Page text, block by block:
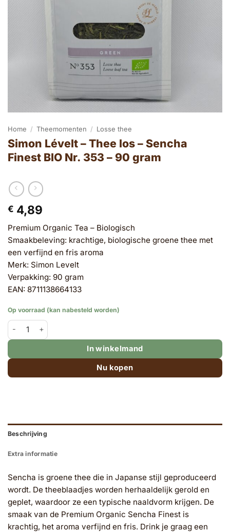
Home / Theemomenten / Losse thee
Simon Lévelt – Thee los – Sencha
Finest BIO Nr. 353 – 90 gram
€ 4,89
Premium Organic Tea – Biologisch
Smaakbeleving: krachtige, biologische groene thee met
een verfijnd en fris aroma
Merk: Simon Levelt
Verpakking: 90 gram
EAN: 8711138664133
Op voorraad (kan nabesteld worden)
Simon Lévelt - Thee los - Sencha Finest BIO Nr. 353 - 90 gram
In winkelmand
Nu kopen
Beschrijving
Extra informatie
Sencha is groene thee die in Japanse stijl geproduceerd
wordt. De theeblaadjes worden herhaaldelijk gerold en
geplet, waardoor ze een typische naaldvorm krijgen. De
smaak van de Premium Organic Sencha Finest is
krachtig, het aroma verfijnd en fris. Drink je graag een